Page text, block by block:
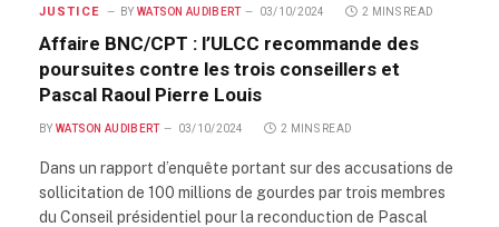
JUSTICE BY WATSON AUDIBERT 03/10/2024 2 MINS READ
Affaire BNC/CPT : l’ULCC recommande des
poursuites contre les trois conseillers et
Pascal Raoul Pierre Louis
BY WATSON AUDIBERT 03/10/2024 2 MINS READ
Dans un rapport d’enquête portant sur des accusations de
sollicitation de 100 millions de gourdes par trois membres
du Conseil présidentiel pour la reconduction de Pascal